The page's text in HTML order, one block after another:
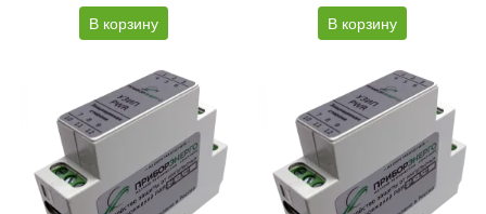
В корзину В корзину